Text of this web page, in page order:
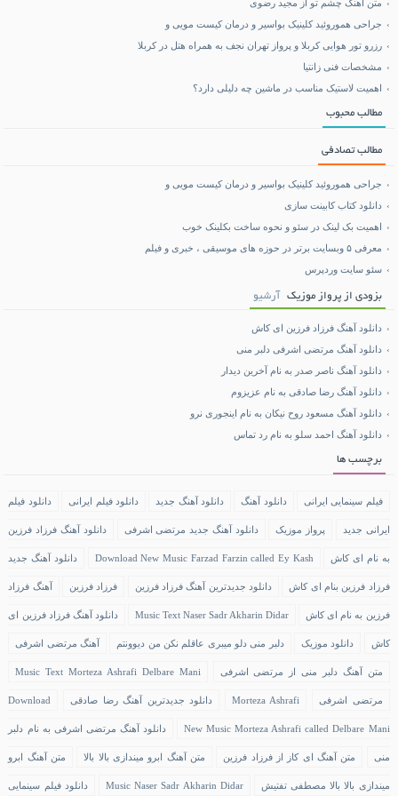
متن آهنگ چشم تو از مجید رضوی
جراحی هموروئید کلینیک بواسیر و درمان کیست مویی و
رزرو تور هوایی کربلا و پرواز تهران نجف به همراه هتل در کربلا
مشخصات فنی زانتیا
اهمیت لاستیک مناسب در ماشین چه دلیلی دارد؟
مطالب محبوب
مطالب تصادفی
جراحی هموروئید کلینیک بواسیر و درمان کیست مویی و
دانلود کتاب کابینت سازی
اهمیت بک لینک در سئو و نحوه ساخت بکلینک خوب
معرفی ۵ وبسایت برتر در حوزه های موسیقی ، خبری و فیلم
سئو سایت وردپرس
بزودی از پرواز موزیک آرشیو
دانلود آهنگ فرزاد فرزین ای کاش
دانلود آهنگ مرتضی اشرفی دلبر منی
دانلود آهنگ ناصر صدر به نام آخرین دیدار
دانلود آهنگ رضا صادقی به نام عزیزوم
دانلود آهنگ مسعود روح نیکان به نام اینجوری نرو
دانلود آهنگ احمد سلو به نام رد تماس
برچسب ها
فیلم سینمایی ایرانی دانلود آهنگ دانلود آهنگ جدید دانلود فیلم ایرانی دانلود فیلم
ایرانی جدید پرواز موزیک دانلود آهنگ جدید مرتضی اشرفی دانلود آهنگ فرزاد فرزین
به نام ای کاش Download New Music Farzad Farzin called Ey Kash دانلود آهنگ جدید
فرزاد فرزین بنام ای کاش دانلود جدیدترین آهنگ فرزاد فرزین فرزاد فرزین آهنگ فرزاد
فرزین به نام ای کاش Music Text Naser Sadr Akharin Didar دانلود آهنگ فرزاد فرزین ای
کاش دانلود موزیک دلبر منی دلو میبری عاقلم نکن من دیوونتم آهنگ مرتضی اشرفی
متن آهنگ دلبر منی از مرتضی اشرفی Music Text Morteza Ashrafi Delbare Mani
مرتضی اشرفی Morteza Ashrafi دانلود جدیدترین آهنگ رضا صادقی Download
New Music Morteza Ashrafi called Delbare Mani دانلود آهنگ مرتضی اشرفی به نام دلبر
منی متن آهنگ ای کاز از فرزاد فرزین متن آهنگ ابرو میندازی بالا بالا متن آهنگ ابرو
میندازی بالا بالا مصطفی تفتیش Music Naser Sadr Akharin Didar دانلود فیلم سینمایی